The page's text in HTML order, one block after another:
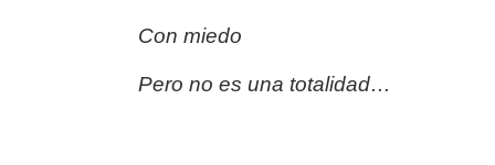
Con miedo
Pero no es una totalidad…